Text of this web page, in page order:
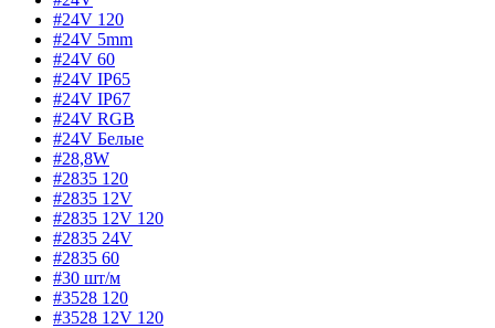
#24V 120
#24V 5mm
#24V 60
#24V IP65
#24V IP67
#24V RGB
#24V Белые
#28,8W
#2835 120
#2835 12V
#2835 12V 120
#2835 24V
#2835 60
#30 шт/м
#3528 120
#3528 12V 120